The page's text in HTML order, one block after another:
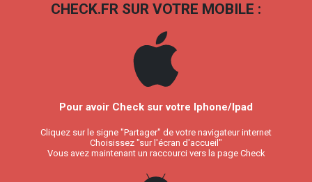
CHECK.FR SUR VOTRE MOBILE :
Pour avoir Check sur votre Iphone/Ipad
Cliquez sur le signe "Partager" de votre navigateur internet
Choisissez "sur l'écran d'accueil"
Vous avez maintenant un raccourci vers la page Check